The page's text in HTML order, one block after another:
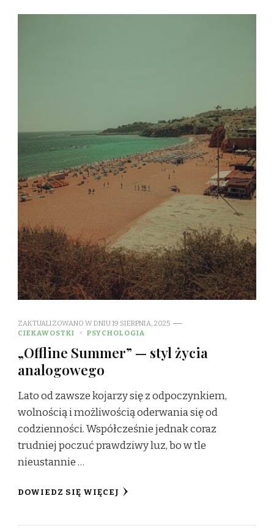
ZAKTUALIZOWANO W DNIU19 SIERPNIA, 2025
CIEKAWOSTKI
PSYCHOLOGIA
„Offline Summer” — styl życia
analogowego
Lato od zawsze kojarzy się z odpoczynkiem,
wolnością i możliwością oderwania się od
codzienności. Współcześnie jednak coraz
trudniej poczuć prawdziwy luz, bo w tle
nieustannie …
DOWIEDZ SIĘ WIĘCEJ